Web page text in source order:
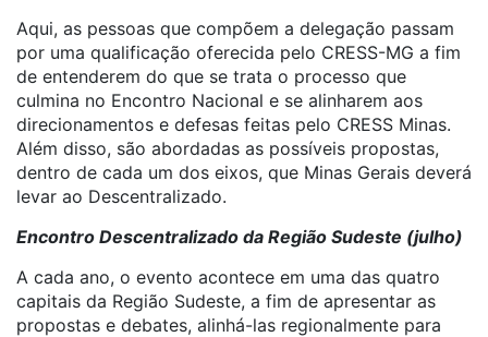
Aqui, as pessoas que compõem a delegação passam
por uma qualificação oferecida pelo CRESS-MG a fim
de entenderem do que se trata o processo que
culmina no Encontro Nacional e se alinharem aos
direcionamentos e defesas feitas pelo CRESS Minas.
Além disso, são abordadas as possíveis propostas,
dentro de cada um dos eixos, que Minas Gerais deverá
levar ao Descentralizado.
Encontro Descentralizado da Região Sudeste (julho)
A cada ano, o evento acontece em uma das quatro
capitais da Região Sudeste, a fim de apresentar as
propostas e debates, alinhá-las regionalmente para